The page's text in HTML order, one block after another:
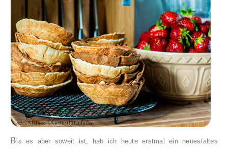
Bis es aber soweit ist, hab ich heute erstmal ein neues/altes